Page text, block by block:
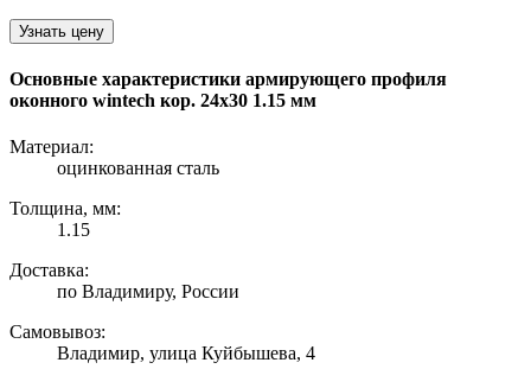
Узнать цену
Основные характеристики армирующего профиля
оконного wintech кор. 24х30 1.15 мм
Материал:
оцинкованная сталь
Толщина, мм:
1.15
Доставка:
по Владимиру, России
Самовывоз:
Владимир, улица Куйбышева, 4